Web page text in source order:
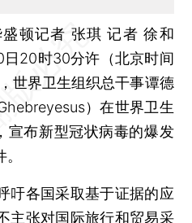
盛顿记者 张琪 记者 徐和
日20时30分许（北京时间
世界卫生组织总干事谭德
）在世界卫生
宣布新型冠状病毒的爆发
各国采取基于证据的应
主张对国际旅行和贸易采